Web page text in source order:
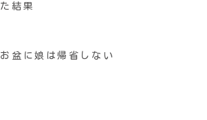
た結果
お盆に娘は帰省しない